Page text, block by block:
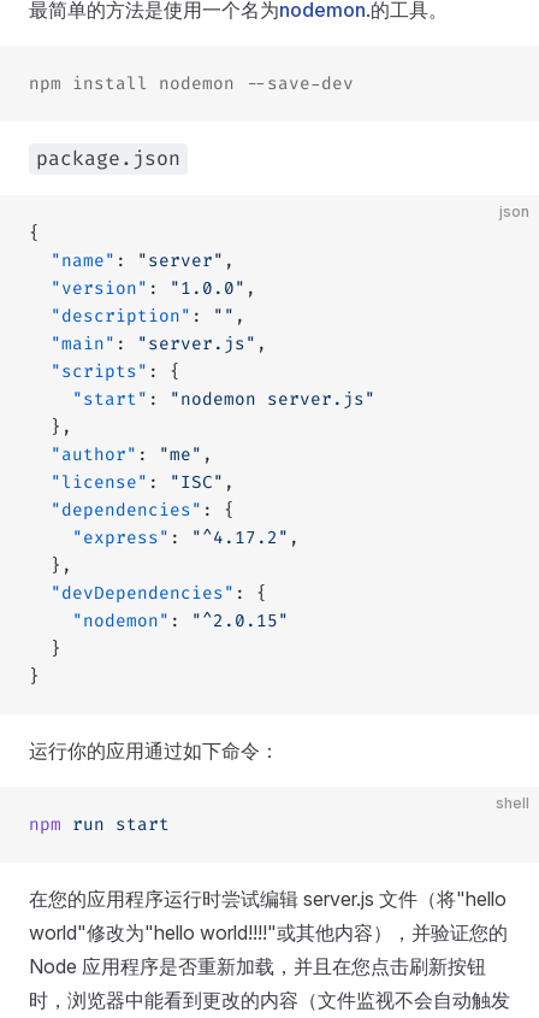
最简单的方法是使用一个名为nodemon.的工具。
npm install nodemon --save-dev
package.json
json
{
  "name"
: "server" ,
  "version"
: "1.0.0" ,
  "description"
: "" ,
  "main"
: "server.js" ,
  "scripts"
: {
    "start"
:
"nodemon server.js"
  },
  "author"
: "me" ,
  "license"
: "ISC" ,
  "dependencies"
: {
    "express"
: "^4.17.2" ,
  },
  "devDependencies"
: {
    "nodemon"
:
"^2.0.15"
  }
}
运行你的应用通过如下命令：
shell
npm run start
在您的应用程序运行时尝试编辑 server.js 文件（将"hello
world"修改为"hello world!!!!"或其他内容），并验证您的
Node 应用程序是否重新加载，并且在您点击刷新按钮
时，浏览器中能看到更改的内容（文件监视不会自动触发